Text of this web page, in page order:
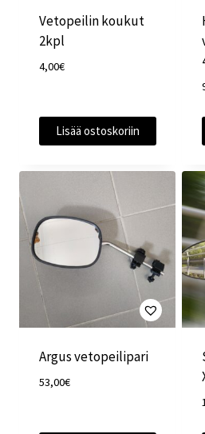
Vetopeilin koukut
2kpl
4,00€
Lisää ostoskoriin
Argus vetopeilipari
53,00€